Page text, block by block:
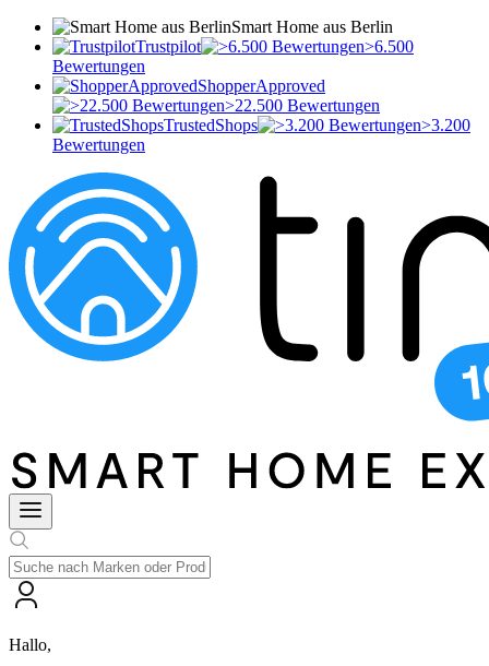
Smart Home aus Berlin
Trustpilot
>6.500
Bewertungen
ShopperApproved
>22.500 Bewertungen
TrustedShops
>3.200
Bewertungen
Hallo,